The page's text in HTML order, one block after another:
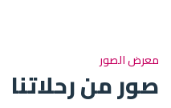
معرض الصور
صور من رحلاتنا